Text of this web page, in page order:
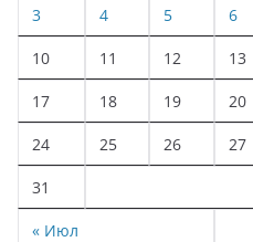
« Июл
3 4 5 6
10 11 12 13
17 18 19 20
24 25 26 27
31